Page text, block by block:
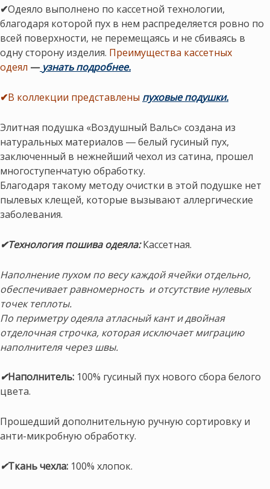
✔Одеяло выполнено по кассетной технологии,
благодаря которой пух в нем распределяется ровно по
всей поверхности, не перемещаясь и не сбиваясь в
одну сторону изделия. Преимущества кассетных
одеял — узнать подробнее.
✔В коллекции представлены пуховые подушки.
Элитная подушка «Воздушный Вальс» создана из
натуральных материалов ― белый гусиный пух,
заключенный в нежнейший чехол из сатина, прошел
многоступенчатую обработку.
Благодаря такому методу очистки в этой подушке нет
пылевых клещей, которые вызывают аллергические
заболевания.
✔Технология пошива одеяла:Кассетная.
Наполнение пухом по весу каждой ячейки отдельно,
обеспечивает равномерность и отсутствие нулевых
точек теплоты.
По периметру одеяла атласный кант и двойная
отделочная строчка, которая исключает миграцию
наполнителя через швы.
✔Наполнитель: 100% гусиный пух нового сбора белого
цвета.
Прошедший дополнительную ручную сортировку и
анти-микробную обработку.
✔Ткань чехла: 100% хлопок.